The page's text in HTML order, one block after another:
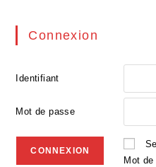
Connexion
Identifiant
Mot de passe
Mot